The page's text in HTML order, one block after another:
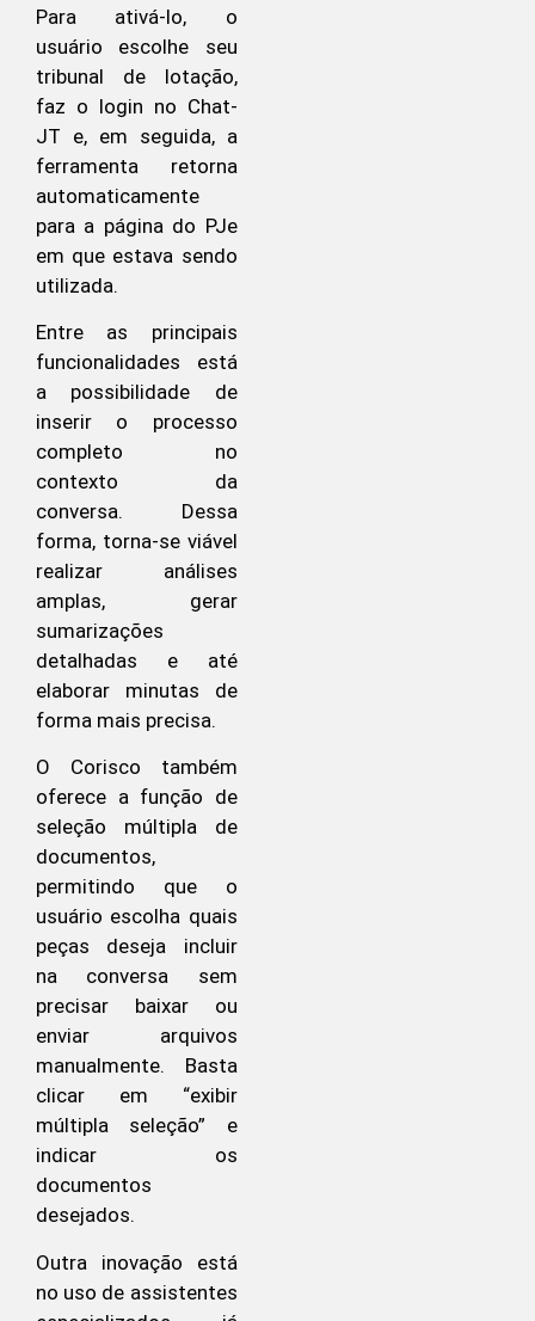
Para ativá-lo, o
usuário escolhe seu
tribunal de lotação,
faz o login no Chat-
JT e, em seguida, a
ferramenta retorna
automaticamente
para a página do PJe
em que estava sendo
utilizada.
Entre as principais
funcionalidades está
a possibilidade de
inserir o processo
completo no
contexto da
conversa. Dessa
forma, torna-se viável
realizar análises
amplas, gerar
sumarizações
detalhadas e até
elaborar minutas de
forma mais precisa.
O Corisco também
oferece a função de
seleção múltipla de
documentos,
permitindo que o
usuário escolha quais
peças deseja incluir
na conversa sem
precisar baixar ou
enviar arquivos
manualmente. Basta
clicar em “exibir
múltipla seleção” e
indicar os
documentos
desejados.
Outra inovação está
no uso de assistentes